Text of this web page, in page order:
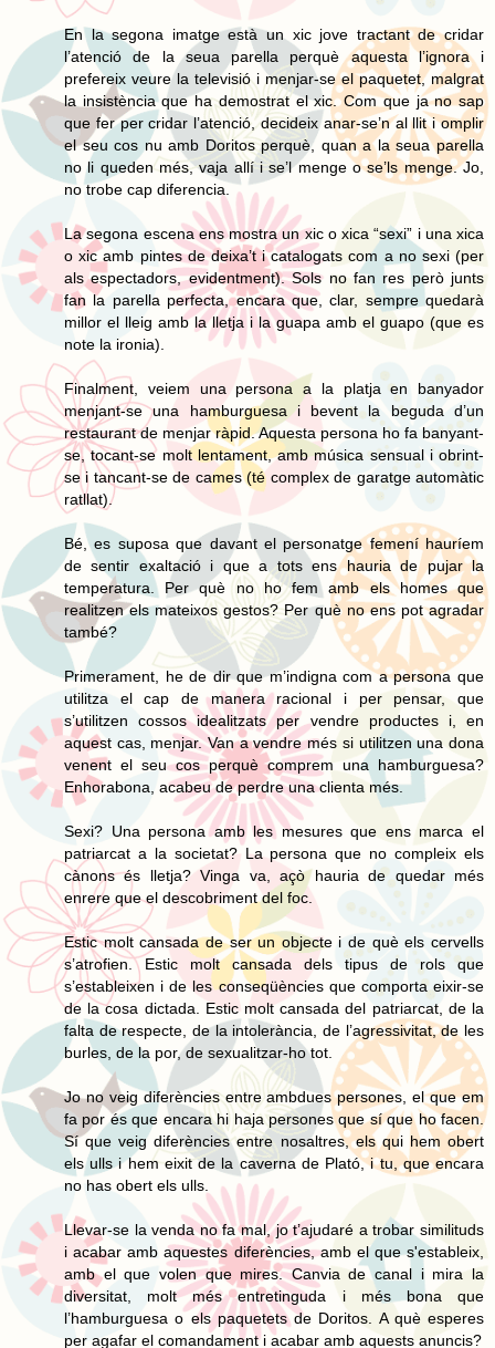
En la segona imatge està un xic jove tractant de cridar
l’atenció de la seua parella perquè aquesta l’ignora i
prefereix veure la televisió i menjar-se el paquetet, malgrat
la insistència que ha demostrat el xic. Com que ja no sap
que fer per cridar l’atenció, decideix anar-se’n al llit i omplir
el seu cos nu amb Doritos perquè, quan a la seua parella
no li queden més, vaja allí i se’l menge o se’ls menge. Jo,
no trobe cap diferencia.
La segona escena ens mostra un xic o xica “sexi” i una xica
o xic amb pintes de deixa’t i catalogats com a no sexi (per
als espectadors, evidentment). Sols no fan res però junts
fan la parella perfecta, encara que, clar, sempre quedarà
millor el lleig amb la lletja i la guapa amb el guapo (que es
note la ironia).
Finalment, veiem una persona a la platja en banyador
menjant-se una hamburguesa i bevent la beguda d’un
restaurant de menjar ràpid. Aquesta persona ho fa banyant-
se, tocant-se molt lentament, amb música sensual i obrint-
se i tancant-se de cames (té complex de garatge automàtic
ratllat).
Bé, es suposa que davant el personatge femení hauríem
de sentir exaltació i que a tots ens hauria de pujar la
temperatura. Per què no ho fem amb els homes que
realitzen els mateixos gestos? Per què no ens pot agradar
també?
Primerament, he de dir que m’indigna com a persona que
utilitza el cap de manera racional i per pensar, que
s’utilitzen cossos idealitzats per vendre productes i, en
aquest cas, menjar. Van a vendre més si utilitzen una dona
venent el seu cos perquè comprem una hamburguesa?
Enhorabona, acabeu de perdre una clienta més.
Sexi? Una persona amb les mesures que ens marca el
patriarcat a la societat? La persona que no compleix els
cànons és lletja? Vinga va, açò hauria de quedar més
enrere que el descobriment del foc.
Estic molt cansada de ser un objecte i de què els cervells
s’atrofien. Estic molt cansada dels tipus de rols que
s’estableixen i de les conseqüències que comporta eixir-se
de la cosa dictada. Estic molt cansada del patriarcat, de la
falta de respecte, de la intolerància, de l’agressivitat, de les
burles, de la por, de sexualitzar-ho tot.
Jo no veig diferències entre ambdues persones, el que em
fa por és que encara hi haja persones que sí que ho facen.
Sí que veig diferències entre nosaltres, els qui hem obert
els ulls i hem eixit de la caverna de Plató, i tu, que encara
no has obert els ulls.
Llevar-se la venda no fa mal, jo t’ajudaré a trobar similituds
i acabar amb aquestes diferències, amb el que s'estableix,
amb el que volen que mires. Canvia de canal i mira la
diversitat, molt més entretinguda i més bona que
l’hamburguesa o els paquetets de Doritos. A què esperes
per agafar el comandament i acabar amb aquests anuncis?